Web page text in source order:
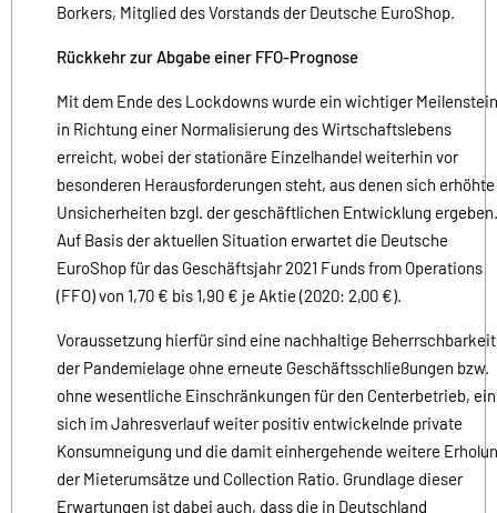
Borkers, Mitglied des Vorstands der Deutsche EuroShop.
Rückkehr zur Abgabe einer FFO-Prognose
Mit dem Ende des Lockdowns wurde ein wichtiger Meilenstein
in Richtung einer Normalisierung des Wirtschaftslebens
erreicht, wobei der stationäre Einzelhandel weiterhin vor
besonderen Herausforderungen steht, aus denen sich erhöhte
Unsicherheiten bzgl. der geschäftlichen Entwicklung ergeben.
Auf Basis der aktuellen Situation erwartet die Deutsche
EuroShop für das Geschäftsjahr 2021 Funds from Operations
(FFO) von 1,70 € bis 1,90 € je Aktie (2020: 2,00 €).
Voraussetzung hierfür sind eine nachhaltige Beherrschbarkeit
der Pandemielage ohne erneute Geschäftsschließungen bzw.
ohne wesentliche Einschränkungen für den Centerbetrieb,
sich im Jahresverlauf weiter positiv entwickelnde private
Konsumneigung und die damit einhergehende weitere
der Mieterumsätze und Collection Ratio. Grundlage dieser
Erwartungen ist dabei auch, dass die in Deutschland